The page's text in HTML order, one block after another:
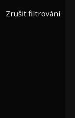
Zrušit filtrování